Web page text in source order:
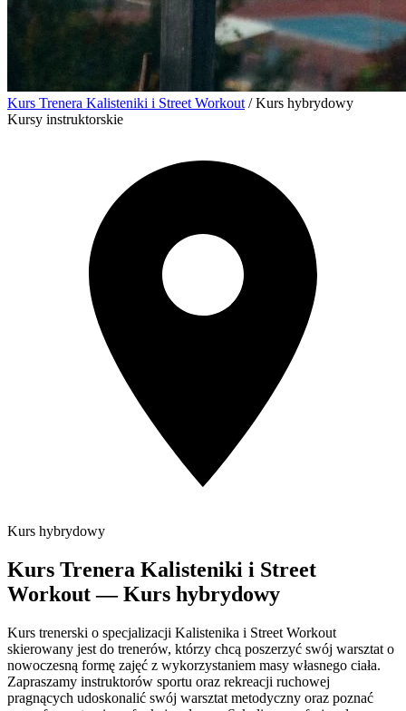
Kurs Trenera Kalisteniki i Street Workout / Kurs hybrydowy
Kursy instruktorskie
Kurs hybrydowy
Kurs Trenera Kalisteniki i Street
Workout — Kurs hybrydowy
Kurs trenerski o specjalizacji Kalistenika i Street Workout
skierowany jest do trenerów, którzy chcą poszerzyć swój warsztat o
nowoczesną formę zajęć z wykorzystaniem masy własnego ciała.
Zapraszamy instruktorów sportu oraz rekreacji ruchowej
pragnących udoskonalić swój warsztat metodyczny oraz poznać